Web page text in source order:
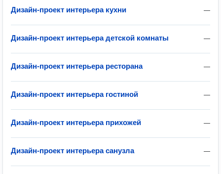
—
Дизайн-проект интерьера кухни
—
Дизайн-проект интерьера детской комнаты
—
Дизайн-проект интерьера ресторана
—
Дизайн-проект интерьера гостиной
—
Дизайн-проект интерьера прихожей
—
Дизайн-проект интерьера санузла